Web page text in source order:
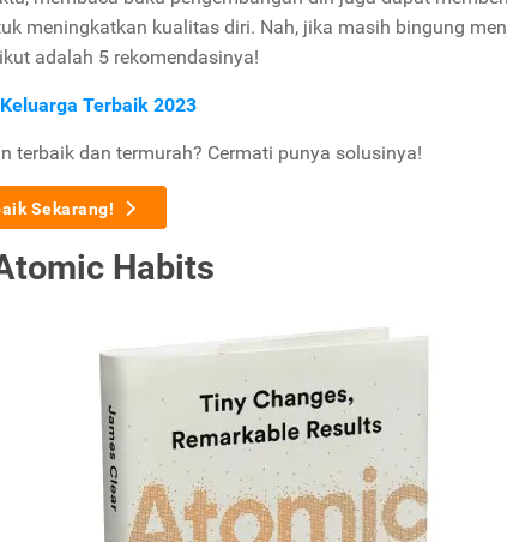
meningkatkan kualitas diri. Nah, jika masih bingung
adalah 5 rekomendasinya!
Terbaik 2023
terbaik dan termurah? Cermati punya solusinya!
Sekarang!
Habits